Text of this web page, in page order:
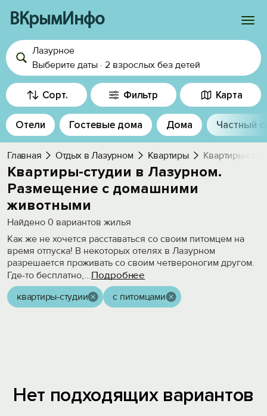
ВКрымИнфо
Войти
Избранное
История просмотра
Добавить свой объект
Лазурное
Выберите даты · 2 взрослых без детей
Сорт. Фильтр Карта
Отели Гостевые дома Дома Частный
Главная Отдых в Лазурном Квартиры Квартиры-
Квартиры-студии в Лазурном.
Размещение с домашними
животными
Найдено 0 вариантов жилья
Как же не хочется расставаться со своим питомцем на
время отпуска! В некоторых отелях в Лазурном
разрешается проживать со своим четвероногим другом.
Где-то бесплатно,...Подробнее
квартиры-студии с питомцами
Нет подходящих вариантов